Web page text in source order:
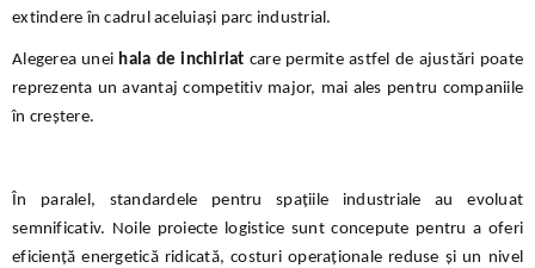
extindere în cadrul aceluiași parc industrial.
Alegerea unei hala de inchiriat care permite astfel de ajustări poate
reprezenta un avantaj competitiv major, mai ales pentru companiile
în creștere.
În paralel, standardele pentru spațiile industriale au evoluat
semnificativ. Noile proiecte logistice sunt concepute pentru a oferi
eficiență energetică ridicată, costuri operaționale reduse și un nivel